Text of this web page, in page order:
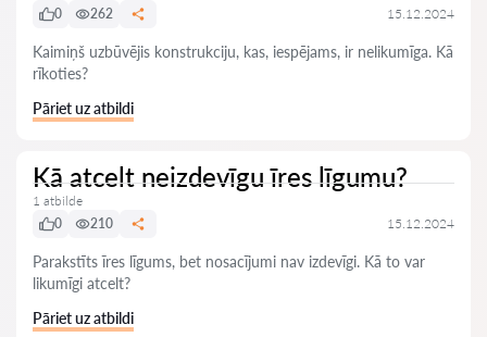
0
262 15.12.2024
Kaimiņš uzbūvējis konstrukciju, kas, iespējams, ir nelikumīga. Kā
rīkoties?
Pāriet uz atbildi
Kā atcelt neizdevīgu īres līgumu?
1 atbilde
0
210 15.12.2024
Parakstīts īres līgums, bet nosacījumi nav izdevīgi. Kā to var
likumīgi atcelt?
Pāriet uz atbildi